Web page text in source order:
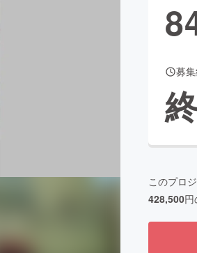
Social Good
るさと納税
募
このプロ
428,500円